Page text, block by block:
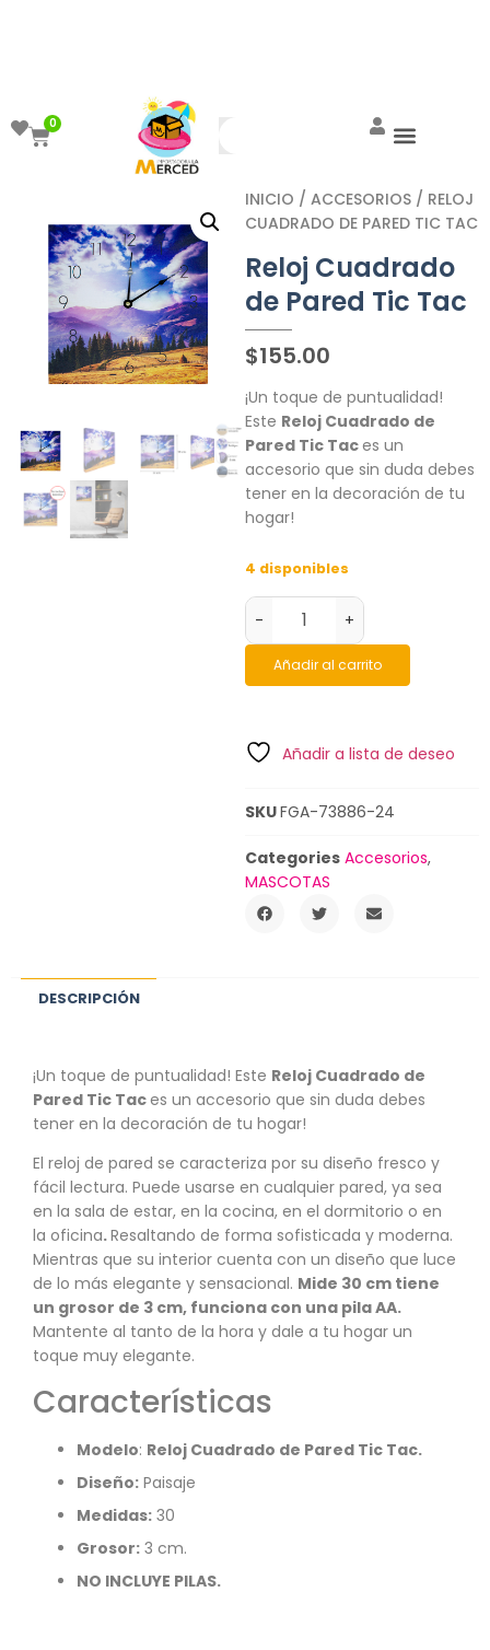
0
INICIO / ACCESORIOS / RELOJ
CUADRADO DE PARED TIC TAC
Reloj Cuadrado
de Pared Tic Tac
$155.00
¡Un toque de puntualidad!
Este Reloj Cuadrado de
Pared Tic Taces un
accesorio que sin duda debes
tener en la decoración de tu
hogar!
4 disponibles
- +
Añadir al carrito
Añadir a lista de deseo
SKUFGA-73886-24
Categories Accesorios,
MASCOTAS
DESCRIPCIÓN
¡Un toque de puntualidad! Este Reloj Cuadrado de
Pared Tic Taces un accesorio que sin duda debes
tener en la decoración de tu hogar!
El reloj de pared se caracteriza por su diseño fresco y
fácil lectura. Puede usarse en cualquier pared, ya sea
en la sala de estar, en la cocina, en el dormitorio o en
la oficina.Resaltando de forma sofisticada y moderna.
Mientras que su interior cuenta con un diseño que luce
de lo más elegante y sensacional. Mide 30 cm tiene
un grosor de 3 cm, funciona con una pila AA.
Mantente al tanto de la hora y dale a tu hogar un
toque muy elegante.
Características
Modelo: Reloj Cuadrado de Pared Tic Tac.
Diseño: Paisaje
Medidas: 30
Grosor: 3 cm.
NO INCLUYE PILAS.